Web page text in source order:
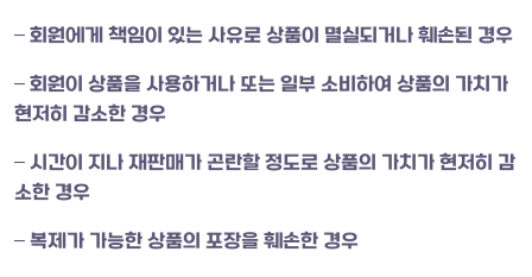
– 회원에게 책임이 있는 사유로 상품이 멸실되거나 훼손된 경우
– 회원이 상품을 사용하거나 또는 일부 소비하여 상품의 가치가
현저히 감소한 경우
– 시간이 지나 재판매가 곤란할 정도로 상품의 가치가 현저히 감
소한 경우
– 복제가 가능한 상품의 포장을 훼손한 경우